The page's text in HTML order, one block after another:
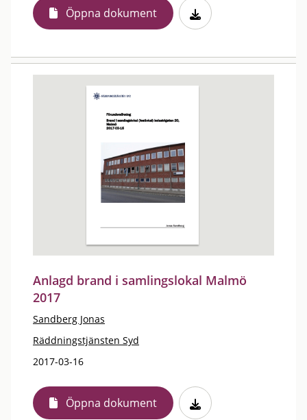
Öppna dokument
Anlagd brand i samlingslokal Malmö
2017
Sandberg Jonas
Räddningstjänsten Syd
2017-03-16
Öppna dokument